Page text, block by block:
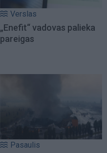
Verslas
„Enefit“ vadovas palieka
pareigas
Pasaulis